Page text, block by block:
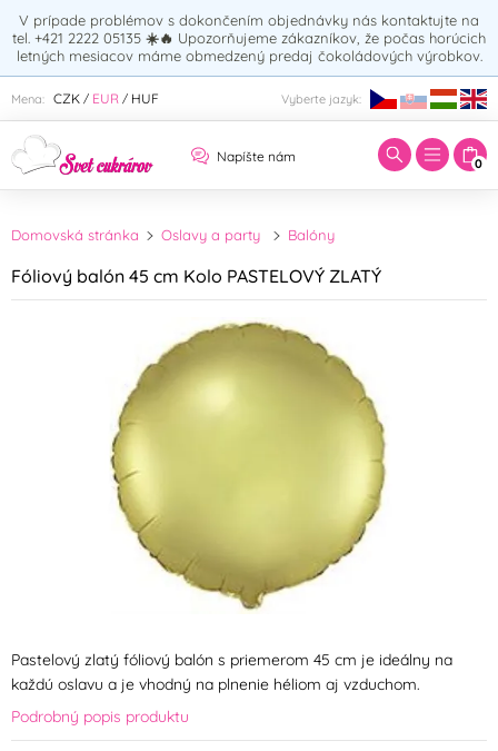
V prípade problémov s dokončením objednávky nás kontaktujte na
tel. +421 2222 05135 ☀️🔥 Upozorňujeme zákazníkov, že počas horúcich
letných mesiacov máme obmedzený predaj čokoládových výrobkov.
Mena: CZK / EUR / HUF Vyberte jazyk:
Napíšte nám 0
Zadajte hľadaný výraz:
Domovská stránka Oslavy a party Balóny
Fóliový balón 45 cm Kolo PASTELOVÝ ZLATÝ
Pastelový zlatý fóliový balón s priemerom 45 cm je ideálny na
každú oslavu a je vhodný na plnenie héliom aj vzduchom.
Podrobný popis produktu